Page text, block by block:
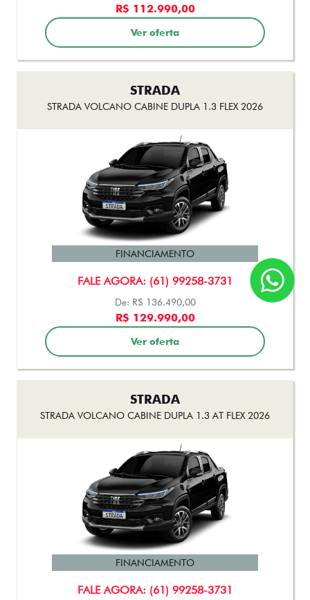
R$ 112.990,00
Ver oferta
STRADA
STRADA VOLCANO CABINE DUPLA 1.3 FLEX 2026
FALE AGORA: (61) 99258-3731
FINANCIAMENTO
De: R$ 136.490,00
R$ 129.990,00
Ver oferta
STRADA
STRADA VOLCANO CABINE DUPLA 1.3 AT FLEX 2026
FALE AGORA: (61) 99258-3731
FINANCIAMENTO